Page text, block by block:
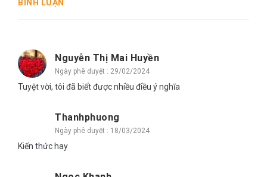
BÌNH LUẬN
Nguyễn Thị Mai Huyền
Ngày phê duyệt : 29/02/2024
Tuyệt vời, tôi đã biết được nhiều điều ý nghĩa
Thanhphuong
Ngày phê duyệt : 18/03/2024
Kiến thức hay